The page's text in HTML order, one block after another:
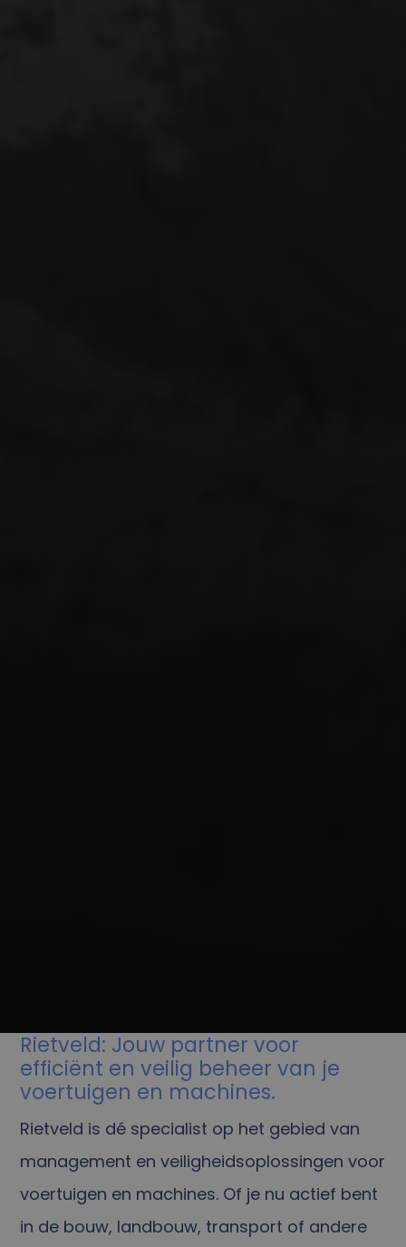
Rietveld: Jouw partner voor
efficiënt en veilig beheer van je
voertuigen en machines.
Rietveld is dé specialist op het gebied van
management en veiligheidsoplossingen voor
voertuigen en machines. Of je nu actief bent
in de bouw, landbouw, transport of andere